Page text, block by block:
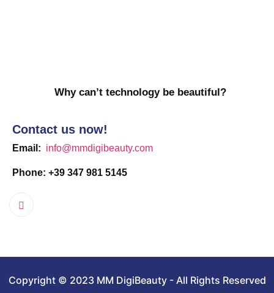
Why can’t technology be beautiful?
Contact us now!
Email: info@mmdigibeauty.com
Phone: +39 347 981 5145
Copyright © 2023 MM DigiBeauty - All Rights Reserved